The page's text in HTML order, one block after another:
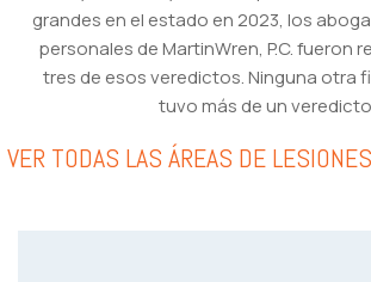
grandes en el estado en 2023, los
personales de MartinWren, P.C. fueron
tres de esos veredictos. Ninguna otra
tuvo más de un
VER TODAS LAS ÁREAS DE